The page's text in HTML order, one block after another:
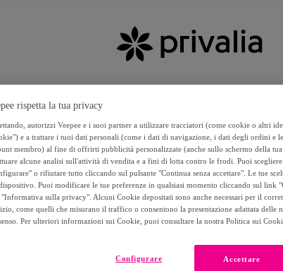
rispetta la tua privacy
autorizzi Veepee e i suoi partner a utilizzare tracciatori (come cookie o altri
e a trattare i tuoi dati personali (come i dati di navigazione, i dati degli ordini e
membro) al fine di offrirti pubblicità personalizzate (anche sullo schermo della
alcune analisi sull'attività di vendita e a fini di lotta contro le frodi. Puoi
o rifiutare tutto cliccando sul pulsante "Continua senza accettare". Le tue
Puoi modificare le tue preferenze in qualsiasi momento cliccando sul link
sulla privacy". Alcuni Cookie depositati sono anche necessari per il
come quelli che misurano il traffico o consentono la presentazione adattata delle
Per ulteriori informazioni sui Cookie, puoi consultare la nostra Politica sui
Accettare
Configurare